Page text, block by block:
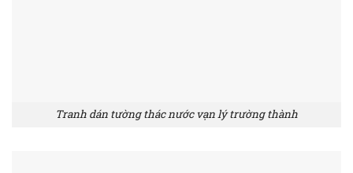
Tranh dán tường thác nước vạn lý trường thành